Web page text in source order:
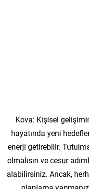
Kova: Kişisel
hayatında yeni
enerji getirebilir.
olmalısın ve cesur
alabilirsiniz. Ancak,